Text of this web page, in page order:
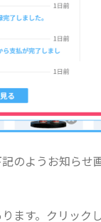
のようお知ら
ます。クリック